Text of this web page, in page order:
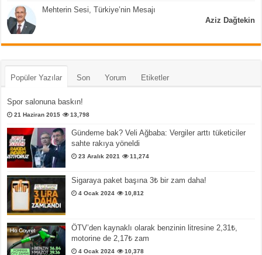
Mehterin Sesi, Türkiye’nin Mesajı
Aziz Dağtekin
Popüler Yazılar Son Yorum Etiketler
Spor salonuna baskın!
21 Haziran 2015 13,798
Gündeme bak? Veli Ağbaba: Vergiler arttı tüketiciler
sahte rakıya yöneldi
23 Aralık 2021 11,274
Sigaraya paket başına 3₺ bir zam daha!
4 Ocak 2024 10,812
ÖTV’den kaynaklı olarak benzinin litresine 2,31₺,
motorine de 2,17₺ zam
4 Ocak 2024 10,378